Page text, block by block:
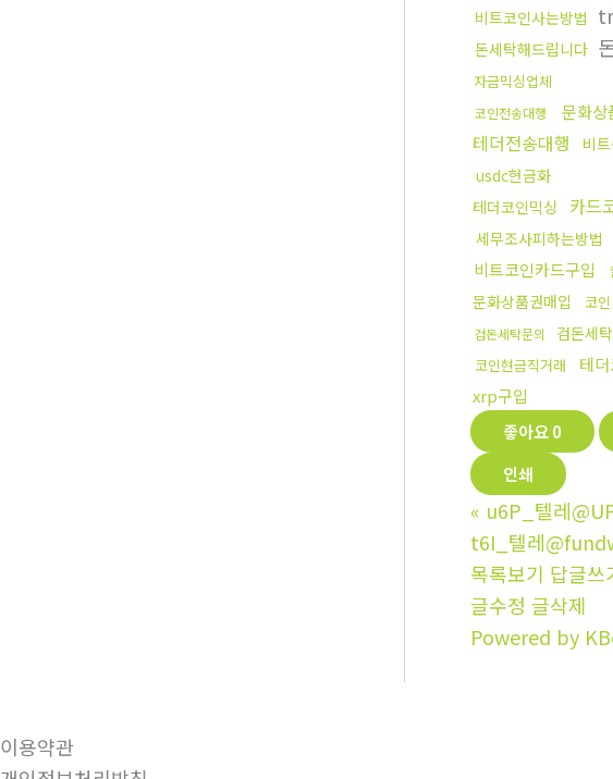
비트코인사는방법
돈세탁해드립니다
자금믹싱업체
코인전송대행 문화상
테더전송대행 비
usdc현금화
테더코인믹싱
카드
세무조사피하는방법
비트코인카드구입
문화상품권매입 코
검돈세탁문의 검돈세
코인현금직거래 테
xrp구입
좋아요0
인쇄
« u6P_텔레
t6I_텔레
목록보기 답글쓰
글수정 글삭제
Powered by
이용약관